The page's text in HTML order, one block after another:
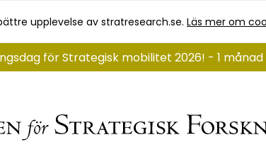
upplevelse av stratresearch.se.Läs mer om
för Strategisk mobilitet 2026! - 1